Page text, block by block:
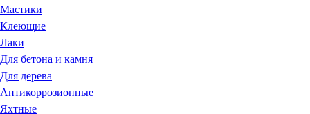
Мастики
Клеющие
Лаки
Для бетона и камня
Для дерева
Антикоррозионные
Яхтные